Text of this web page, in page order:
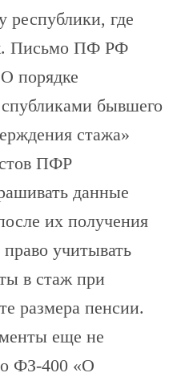
республики, где
Письмо ПФ РФ
порядке
бывшего
стажа»
ПФР
данные
их получения
учитывать
в стаж при
размера пенсии.
еще не
ФЗ-400 «О